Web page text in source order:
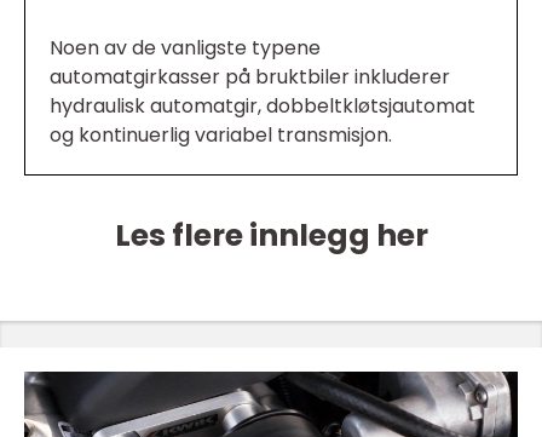
Noen av de vanligste typene
automatgirkasser på bruktbiler inkluderer
hydraulisk automatgir, dobbeltkløtsjautomat
og kontinuerlig variabel transmisjon.
Les flere innlegg her